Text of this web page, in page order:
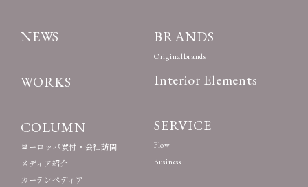
NEWS
WORKS
COLUMN
ヨーロッパ買付・会社訪問
メディア紹介
カーテンペディア
BRANDS
Originalbrands
Interior Elements
SERVICE
Flow
Business